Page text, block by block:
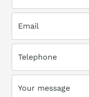
Email
Telephone
Your message